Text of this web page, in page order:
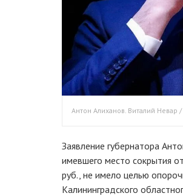
Антон Алиханов. Виталий Невар
Заявление губернатора
имевшего место сокрытия
руб., не имело целью
Калининградского